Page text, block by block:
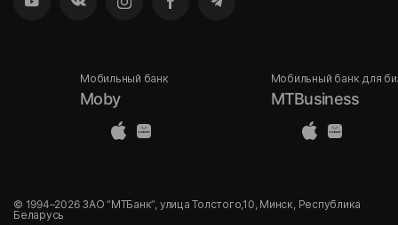
Мобильный банк
Moby
Мобильный банк для
MTBusiness
© 1994–2026 ЗАО “МТБанк”, улица Толстого,10, Минск, Республика
Беларусь